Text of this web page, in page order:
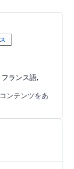
フランス語,
ンテンツをあ